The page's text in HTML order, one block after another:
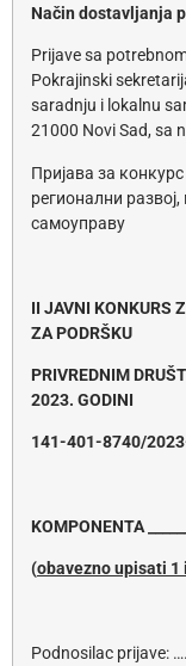
Način dostavljanja
Prijave sa
Pokrajinski
saradnju i lokalnu
21000 Novi Sad, sa
Пријава за
регионални
самоуправу
II JAVNI KONKURS
ZA PODRŠKU
PRIVREDNIM
2023. GODINI
141-401-8740/
KOMPONENTA
(obavezno upisati 1
Podnosilac